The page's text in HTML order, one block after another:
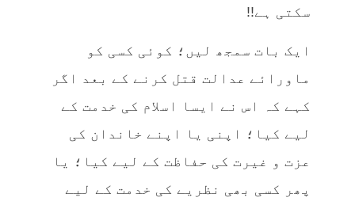
سکتی ہے!!
ایک بات سمجھ لیں؛ کوئی کسی کو
ماورائے عدالت قتل کرنے کے بعد اگر
کہے کہ اس نے ایسا اسلام کی خدمت کے
لیے کیا؛ اپنی یا اپنے خاندان کی
عزت و غیرت کی حفاظت کے لیے کیا؛ یا
پھر کسی بھی نظریے کی خدمت کے لیے